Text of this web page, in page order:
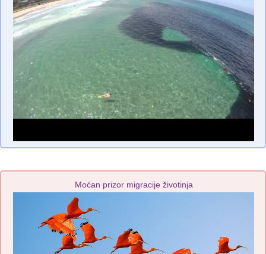
Moćan prizor migracije životinja